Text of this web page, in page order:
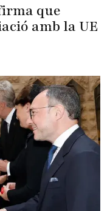
que
amb la UE